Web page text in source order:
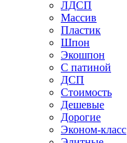
ЛДСП
Массив
Пластик
Шпон
Экошпон
С патиной
ДСП
Стоимость
Дешевые
Дорогие
Эконом-класс